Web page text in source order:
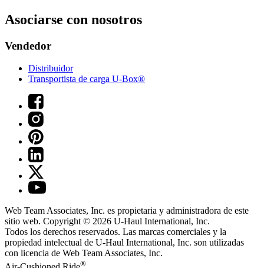
Asociarse con nosotros
Vendedor
Distribuidor
Transportista de carga U-Box®
Web Team Associates, Inc. es propietaria y administradora de este
sitio web. Copyright © 2026 U-Haul International, Inc.
Todos los derechos reservados. Las marcas comerciales y la
propiedad intelectual de U-Haul International, Inc. son utilizadas
con licencia de Web Team Associates, Inc.
®